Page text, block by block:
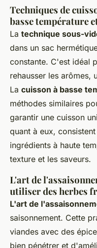
Techniques de
basse température
La technique sous-
dans un sac
constante. C'est idéal
rehausser les arômes,
La cuisson à basse
méthodes similaires
garantir une cuisson
quant à eux,
ingrédients à haute
texture et les saveurs.
L'art de
utiliser des herbes
L'art de
saisonnement. Cette
viandes avec des
bien pénétrer et